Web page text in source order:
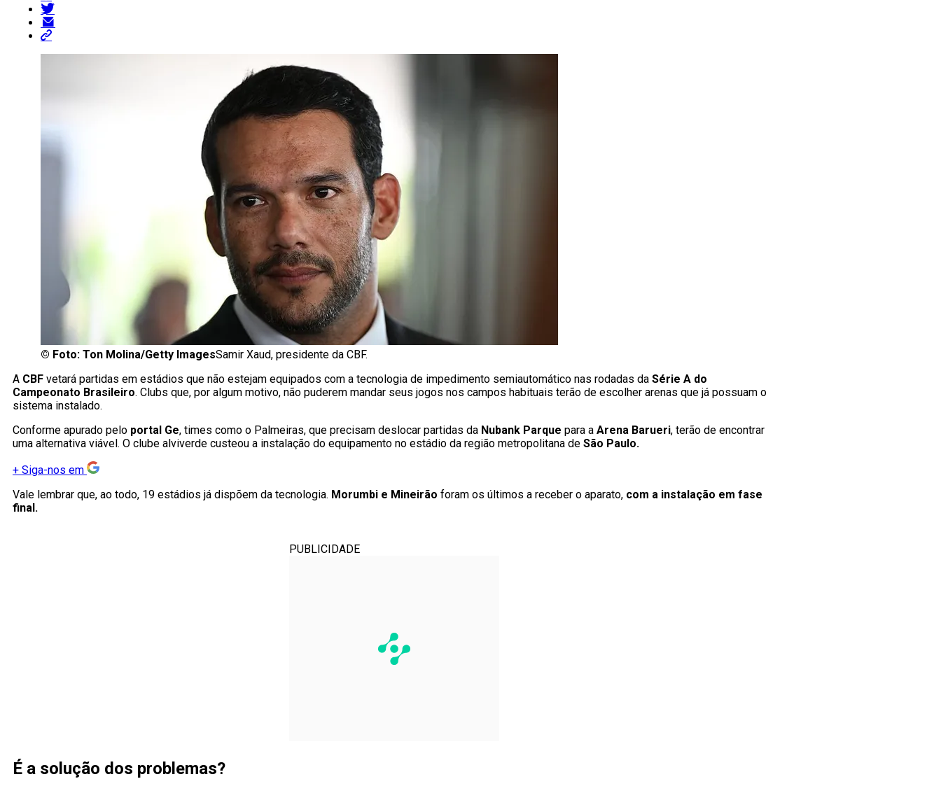
© Foto: Ton Molina/Getty ImagesSamir Xaud, presidente da CBF.
A CBF vetará partidas em estádios que não estejam equipados com a tecnologia de impedimento semiautomático nas rodadas da Série A do
Campeonato Brasileiro. Clubs que, por algum motivo, não puderem mandar seus jogos nos campos habituais terão de escolher arenas que já possuam o
sistema instalado.
Conforme apurado pelo portal Ge, times como o Palmeiras, que precisam deslocar partidas da Nubank Parque para a Arena Barueri, terão de encontrar
uma alternativa viável. O clube alviverde custeou a instalação do equipamento no estádio da região metropolitana de São Paulo.
+ Siga-nos em
Vale lembrar que, ao todo, 19 estádios já dispõem da tecnologia. Morumbi e Mineirão foram os últimos a receber o aparato, com a instalação em fase
final.
PUBLICIDADE
É a solução dos problemas?